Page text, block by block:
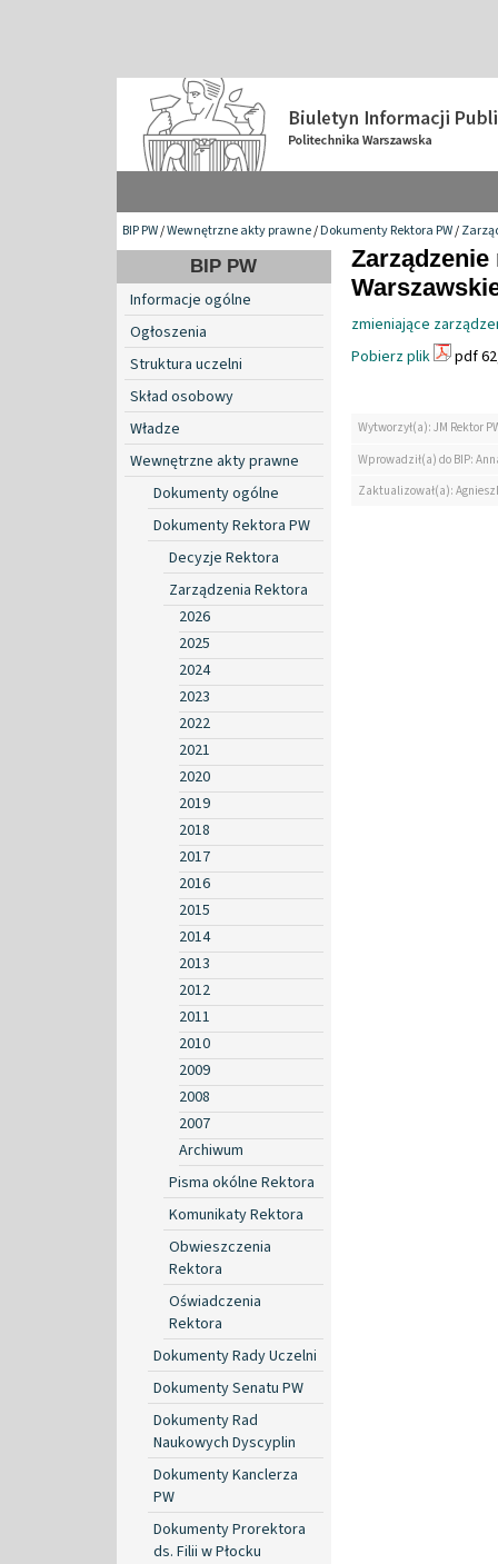
BIP PW/Wewnętrzne akty prawne/Dokumenty Rektora PW/
BIP PW
Informacje ogólne
Ogłoszenia
Struktura uczelni
Skład osobowy
Władze
Wewnętrzne akty prawne
Dokumenty ogólne
Dokumenty Rektora PW
Decyzje Rektora
Zarządzenia Rektora
2026
2025
2024
2023
2022
2021
2020
2019
2018
2017
2016
2015
2014
2013
2012
2011
2010
2009
2008
2007
Archiwum
Pisma okólne Rektora
Komunikaty Rektora
Obwieszczenia
Rektora
Oświadczenia
Rektora
Dokumenty Rady Uczelni
Dokumenty Senatu PW
Dokumenty Rad
Naukowych Dyscyplin
Dokumenty Kanclerza
PW
Dokumenty Prorektora
ds. Filii w Płocku
zmieniające
Pobierz plik
pdf
Wytworzył(a): JM Rektor
Wprowadził(a) do BIP:
Zaktualizował(a):